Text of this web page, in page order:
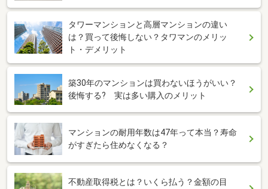
タワーマンションと高層マンションの違い
は？買って後悔しない？タワマンのメリッ
ト・デメリット
築30年のマンションは買わないほうがいい？
後悔する? 実は多い購入のメリット
マンションの耐用年数は47年って本当？寿命
がすぎたら住めなくなる？
不動産取得税とは？いくら払う？金額の目